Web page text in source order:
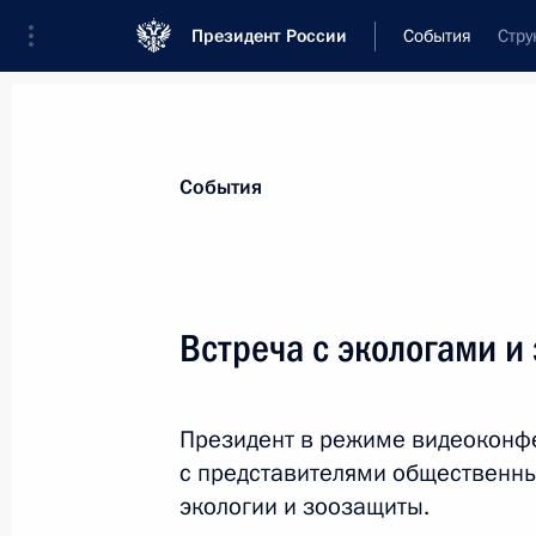
Президент России События
Новости
Послания Федеральному Собранию
Совещания, заседания, рабочие встречи
Речи и обращения
События
Встреча с экологами
Президент в режиме
с представителями
экологии и зоозащиты.